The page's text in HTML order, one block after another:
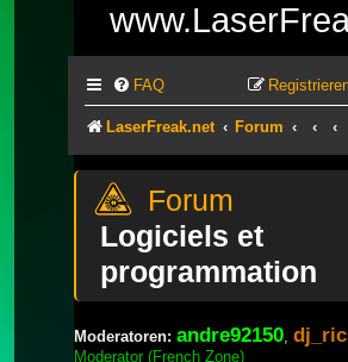
FAQ
LaserFreak.net Forum
Logiciels et
programmation
Moderatoren: andre92150
Moderator (French Zone)